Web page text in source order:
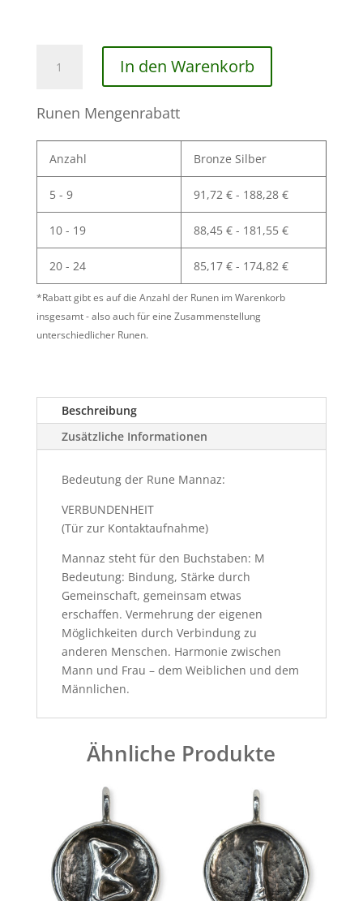
Rune
Menge
In den Warenkorb
Runen Mengenrabatt
Anzahl
5 - 9
10 - 19
20 - 24
Bronze Silber
91,72€ - 188,28€
88,45€ - 181,55€
85,17€ - 174,82€
*Rabatt gibt es auf die Anzahl der Runen im Warenkorb
insgesamt - also auch für eine Zusammenstellung
unterschiedlicher Runen.
Beschreibung
Zusätzliche Informationen
Bedeutung der Rune Mannaz:
VERBUNDENHEIT
(Tür zur Kontaktaufnahme)
Mannaz steht für den Buchstaben: M
Bedeutung: Bindung, Stärke durch
Gemeinschaft, gemeinsam etwas
erschaffen. Vermehrung der eigenen
Möglichkeiten durch Verbindung zu
anderen Menschen. Harmonie zwischen
Mann und Frau – dem Weiblichen und dem
Männlichen.
Ähnliche Produkte